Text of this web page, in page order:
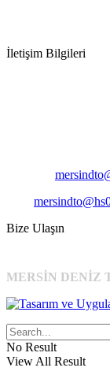
İletişim Bilgileri
Bize Ulaşın
MERSİN DENİZ
No Result
View All Result